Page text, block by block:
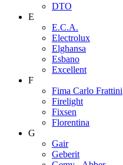
DTO
E
E.C.A.
Electrolux
Elghansa
Esbano
Excellent
F
Fima Carlo Frattini
Firelight
Fixsen
Florentina
G
Gair
Geberit